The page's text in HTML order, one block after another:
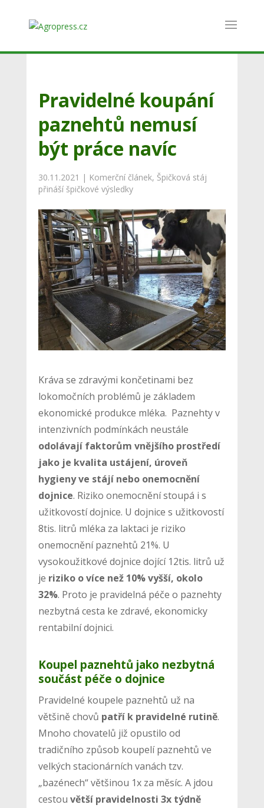
Pravidelné koupání
paznehtů nemusí
být práce navíc
30.11.2021 | Komerční článek, Špičková stáj
přináší špičkové výsledky
Kráva se zdravými končetinami bez
lokomočních problémů je základem
ekonomické produkce mléka. Paznehty v
intenzivních podmínkách neustále
odolávají faktorům vnějšího prostředí
jako je kvalita ustájení, úroveň
hygieny ve stájí nebo onemocnění
dojnice. Riziko onemocnění stoupá i s
užitkovostí dojnice. U dojnice s užitkovostí
8tis. litrů mléka za laktaci je riziko
onemocnění paznehtů 21%. U
vysokoužitkové dojnice dojící 12tis. litrů už
je riziko o více než 10% vyšší, okolo
32%. Proto je pravidelná péče o paznehty
nezbytná cesta ke zdravé, ekonomicky
rentabilní dojnici.
Koupel paznehtů jako nezbytná
součást péče o dojnice
Pravidelné koupele paznehtů už na
většině chovů patří k pravidelné rutině.
Mnoho chovatelů již opustilo od
tradičního způsob koupelí paznehtů ve
velkých stacionárních vanách tzv.
„bazénech“ většinou 1x za měsíc. A jdou
cestou větší pravidelnosti 3x týdně